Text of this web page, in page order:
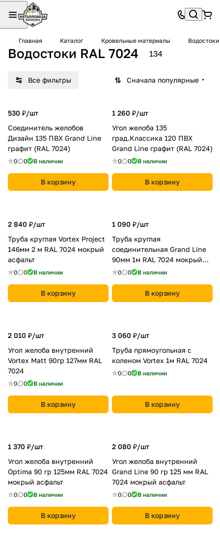
Главная Каталог Кровельные материалы Водостоки
Водостоки RAL 7024 134
Все фильтры Сначала популярные
530 ₽/шт
Соединитель желобов
Дизайн 135 ПВХ Grand Line
графит (RAL 7024)
0 0 В наличии
В корзину
1 260 ₽/шт
Угол желоба 135
град.Классика 120 ПВХ
Grand Line графит (RAL 7024)
0 0 В наличии
В корзину
2 840 ₽/шт
Труба круглая Vortex Project
146мм 2 м RAL 7024 мокрый
асфальт
0 0 В наличии
В корзину
1 090 ₽/шт
Труба круглая
соединительная Grand Line
90мм 1м RAL 7024 мокрый
асфальт
0 0 В наличии
В корзину
2 010 ₽/шт
Угол желоба внутренний
Vortex Matt 90гр 127мм RAL
7024
0 0 В наличии
В корзину
3 060 ₽/шт
Труба прямоугольная с
коленом Vortex 1м RAL 7024
0 0 В наличии
В корзину
1 370 ₽/шт
Угол желоба внутренний
Optima 90 гр 125мм RAL 7024
мокрый асфальт
0 0 В наличии
В корзину
2 080 ₽/шт
Угол желоба внутренний
Grand Line 90 гр 125 мм RAL
7024 мокрый асфальт
0 0 В наличии
В корзину